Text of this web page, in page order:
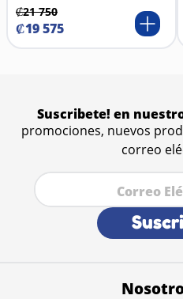
₡21 750
₡19575
Suscribete! en
promociones, nuevos
correo